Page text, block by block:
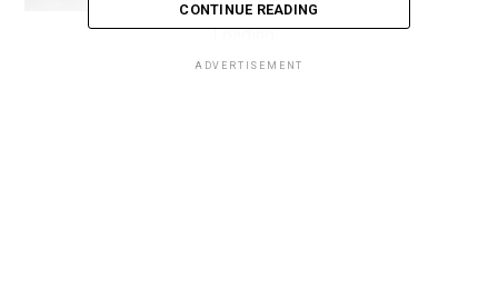
Loading...
CONTINUE READING
ADVERTISEMENT